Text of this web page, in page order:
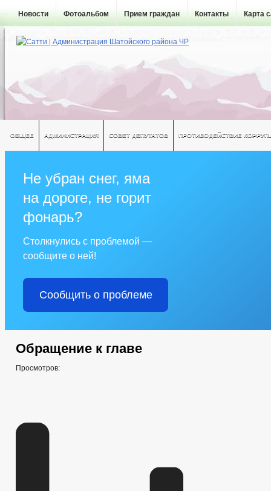
Новости Фотоальбом Прием граждан Контакты Карта
ОБЩЕЕ АДМИНИСТРАЦИЯ СОВЕТ ДЕПУТАТОВ ПРОТИВОДЕЙСТВИЕ
Не убран снег, яма
на дороге, не горит
фонарь?
Столкнулись с проблемой —
сообщите о ней!
Сообщить о проблеме
Обращение к главе
Просмотров: